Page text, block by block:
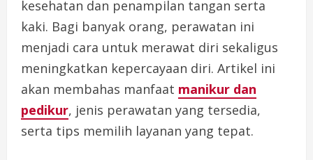
kesehatan dan penampilan tangan serta
kaki. Bagi banyak orang, perawatan ini
menjadi cara untuk merawat diri sekaligus
meningkatkan kepercayaan diri. Artikel ini
akan membahas manfaat manikur dan
pedikur, jenis perawatan yang tersedia,
serta tips memilih layanan yang tepat.